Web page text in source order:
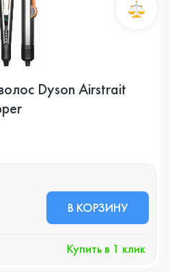
Dyson Airstrait
В КОРЗИНУ
Купить в 1 клик